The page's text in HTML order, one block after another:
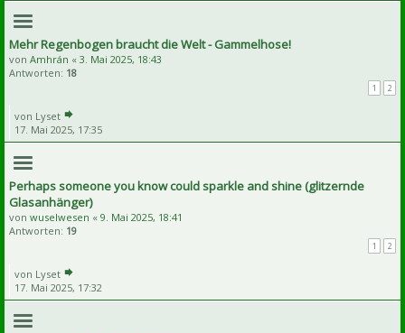
Mehr Regenbogen braucht die Welt - Gammelhose!
von Amhrán « 3. Mai 2025, 18:43
Antworten: 18
1 2
von Lyset
17. Mai 2025, 17:35
Perhaps someone you know could sparkle and shine (glitzernde
Glasanhänger)
von wuselwesen « 9. Mai 2025, 18:41
Antworten: 19
1 2
von Lyset
17. Mai 2025, 17:32